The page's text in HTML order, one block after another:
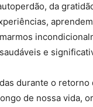
da
e
durante o retorno
de nossa vida,